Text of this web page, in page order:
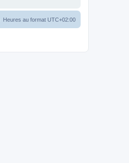
Heures au format UTC+02:00